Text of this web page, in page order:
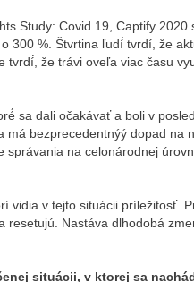
Study: Covid 19, Captify 2020
300 %. Štvrtina ľudí́ tvrdí, že
tvrdí́, že trávi oveľa viac času
sa dali očakávať a boli v
bezprecedentnýý dopad na
správania na celonárodnej
vidia v tejto situácii príležitosť.
resetujú. Nastáva dlhodobá
situácii, v ktorej sa